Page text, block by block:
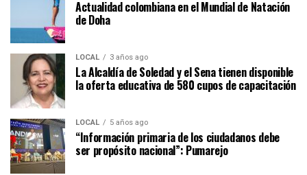
Actualidad colombiana en el Mundial de Natación
de Doha
LOCAL 3 años ago
La Alcaldía de Soledad y el Sena tienen disponible
la oferta educativa de 580 cupos de capacitación
LOCAL 5 años ago
“Información primaria de los ciudadanos debe
ser propósito nacional”: Pumarejo